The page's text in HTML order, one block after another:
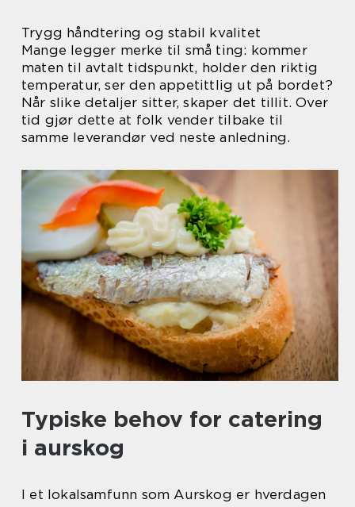
Trygg håndtering og stabil kvalitet
Mange legger merke til små ting: kommer
maten til avtalt tidspunkt, holder den riktig
temperatur, ser den appetittlig ut på bordet?
Når slike detaljer sitter, skaper det tillit. Over
tid gjør dette at folk vender tilbake til
samme leverandør ved neste anledning.
Typiske behov for catering
i aurskog
I et lokalsamfunn som Aurskog er hverdagen